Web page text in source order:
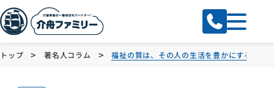
トップ > 著名人コラム > 福祉の質は、その人の生活を豊かにするもの